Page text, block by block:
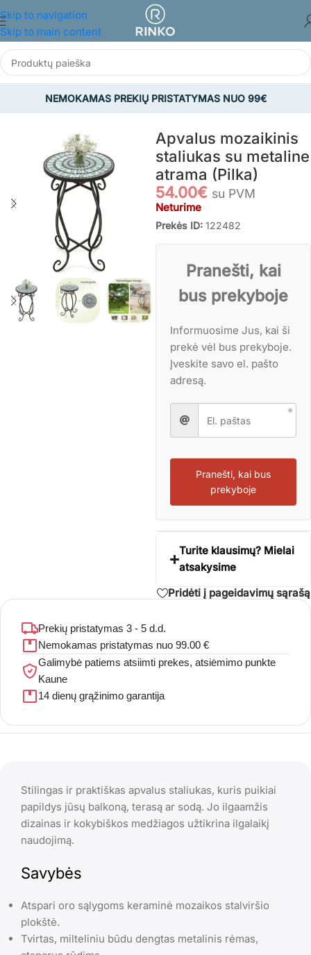
Skip to navigation
Skip to main content
NEMOKAMAS PREKIŲ PRISTATYMAS NUO 99€
SODAS/Sodo stalai
Apvalus mozaikinis
staliukas su metaline
atrama (Pilka)
54.00€ su PVM
Neturime
Prekės ID: 122482
Pranešti, kai
bus prekyboje
Informuosime Jus, kai ši
prekė vėl bus prekyboje.
Įveskite savo el. pašto
adresą.
Pranešti, kai bus
prekyboje
Turite klausimų? Mielai
atsakysime
Pridėti į pageidavimų sąrašą
Prekių pristatymas 3 - 5 d.d.
Nemokamas pristatymas nuo 99.00 €
Galimybė patiems atsiimti prekes, atsiėmimo punkte
Kaune
14 dienų grąžinimo garantija
Stilingas ir praktiškas apvalus staliukas, kuris puikiai
papildys jūsų balkoną, terasą ar sodą. Jo ilgaamžis
dizainas ir kokybiškos medžiagos užtikrina ilgalaikį
naudojimą.
Savybės
Atspari oro sąlygoms keraminė mozaikos stalviršio
plokštė.
Tvirtas, milteliniu būdu dengtas metalinis rėmas,